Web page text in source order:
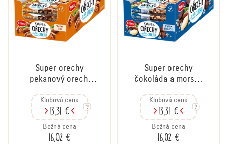
Super orechy
pekanový orech,
Klubová cena
13,31 €
Bežná cena
16,02 €
Super orechy
čokoláda a morská
Klubová cena
13,31 €
Bežná cena
16,02 €